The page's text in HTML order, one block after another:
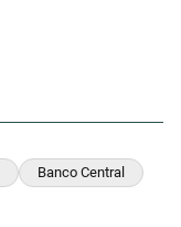
Banco Central